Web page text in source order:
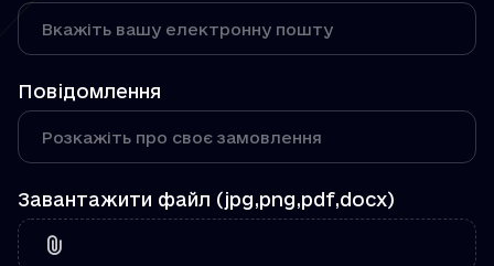
Повідомлення
Завантажити файл (jpg,png,pdf,docx)